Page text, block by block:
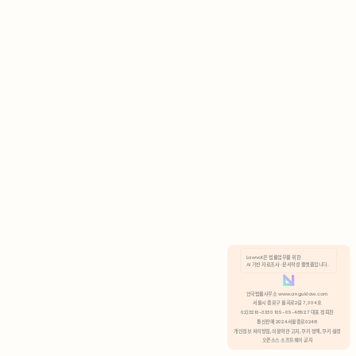
분석 쿠키 허용
Lawvot은 법률업무를 위한
AI 기반 자료조사 · 문서작성 플랫폼입니다.
안국법률사무소 www.anguklaw.com
서울시 종로구 율곡로2길 7, 304호
02)3210-3330 105-05-48527 대표 정희찬
통신판매 2024서울종로0248
개인정보 처리방침, 이용약관 고지, 쿠키 정책, 쿠키 설정
오픈소스 소프트웨어 공지